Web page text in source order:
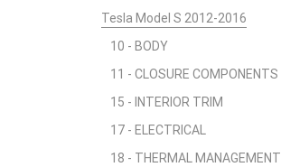
Tesla Model S 2012-2016
10 - BODY
11 - CLOSURE COMPONENTS
15 - INTERIOR TRIM
17 - ELECTRICAL
18 - THERMAL MANAGEMENT